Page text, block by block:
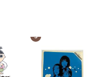
3